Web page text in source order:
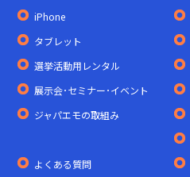
iPhone
タブレット
選挙活動用レンタル
展示会･セミナー･イベント
ジャパエモの取組み
よくある質問